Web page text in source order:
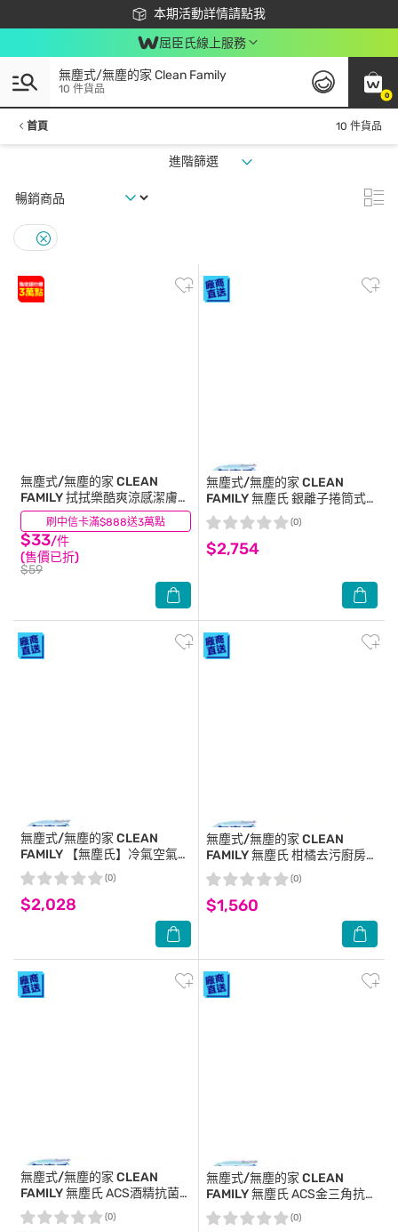
本期活動詳情請點我
下載app最高回饋$350
屈臣氏線上服務
0
無塵式/無塵的家 Clean Family
10 件貨品
首頁 10 件貨品
進階篩選
刷中信卡滿$888送3萬點
無塵式/無塵的家 CLEAN
FAMILY拭拭樂酷爽涼感潔膚巾
(20抽)
$33/件
(售價已折)
$59
(0)
無塵式/無塵的家 CLEAN
FAMILY無塵氏 銀離子捲筒式
空氣濾網 6盒/箱
(38cm*360cm x6盒/箱)-箱購
$2,754
(0)
無塵式/無塵的家 CLEAN
FAMILY 【無塵氏】冷氣空氣濾
網(12盒/箱)-箱購
$2,028
(0)
無塵式/無塵的家 CLEAN
FAMILY無塵氏 柑橘去污廚房
亮光布抗漲包(40片x24包)-箱
購
$1,560
(0)
無塵式/無塵的家 CLEAN
FAMILY無塵氏 ACS酒精抗菌
噴霧(250mlx12瓶)-箱購
(0)
無塵式/無塵的家 CLEAN
FAMILY無塵氏 ACS金三角抗菌
拭拖兩用布(12枚x12包)-箱購
(0)